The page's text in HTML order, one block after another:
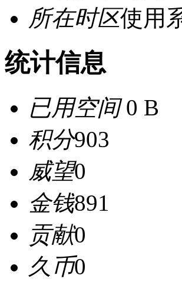
所在时区使用
统计信息
已用空间0 B
积分903
威望0
金钱891
贡献0
久币0